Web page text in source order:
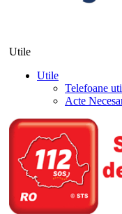
Utile
Utile
Telefoane
Acte